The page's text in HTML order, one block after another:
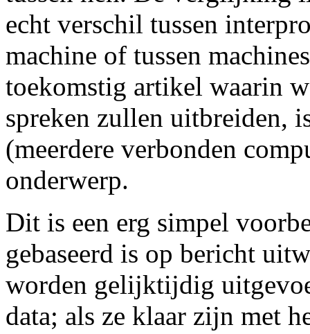
echt verschil tussen
machine of tussen
toekomstig artikel waarin
spreken zullen uitbreiden,
(meerdere verbonden
onderwerp.
Dit is een erg simpel
gebaseerd is op bericht
worden gelijktijdig
data; als ze klaar zijn met